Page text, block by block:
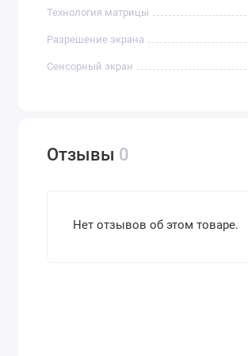
Технология матрицы
Разрешение экрана
Сенсорный экран
Отзывы 0
Нет отзывов об этом товаре.